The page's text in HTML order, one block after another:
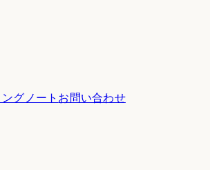
グノート お問い合わせ